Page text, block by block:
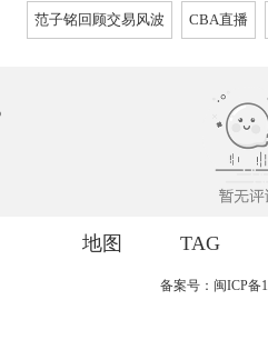
范子铭回顾交易风波 CBA直播
地图 TAG
备案号：闽ICP备